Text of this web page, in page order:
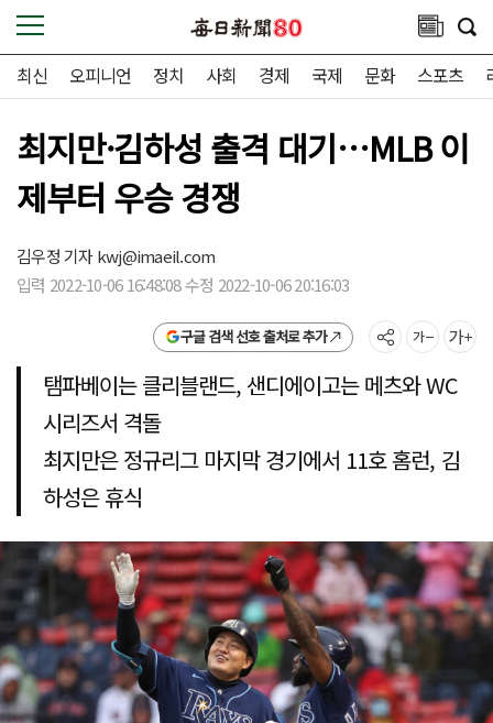
최신 오피니언 정치 사회 경제 국제 문화 스포츠
최지만·김하성 출격 대기…MLB 이
제부터 우승 경쟁
김우정 기자kwj@imaeil.com
입력 2022-10-06 16:48:08 수정 2022-10-06 20:16:03
구글 검색 선호 출처로 추가
탬파베이는 클리블랜드, 샌디에이고는 메츠와 WC
시리즈서 격돌
최지만은 정규리그 마지막 경기에서 11호 홈런, 김
하성은 휴식